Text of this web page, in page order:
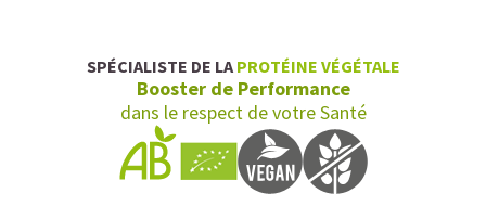
Cacao pur, café expresso et lait végétal fusionnent dans
une boisson veloutée et énergisante.
Une vraie caresse chocolatée, riche en protéines, léger
pour ne jamais peser.
Pour les accros au chocolat qui veulent booster leurs
journées avec goût et équilibre.
SPÉCIALISTE DE LA PROTÉINE VÉGÉTALE
Booster de Performance
dans le respect de votre Santé